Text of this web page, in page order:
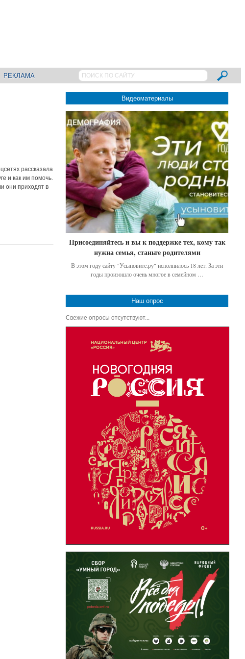
РЕКЛАМА
рассказала
и как им помочь.
они приходят в
Видеоматериалы
Присоединяйтесь и вы к поддержке тех, кому так
нужна семья, станьте родителями
В этом году сайту "Усыновите.ру" исполнилось 18 лет. За эти
годы произошло очень многое в семейном …
Наш опрос
Свежие опросы отсутствуют...